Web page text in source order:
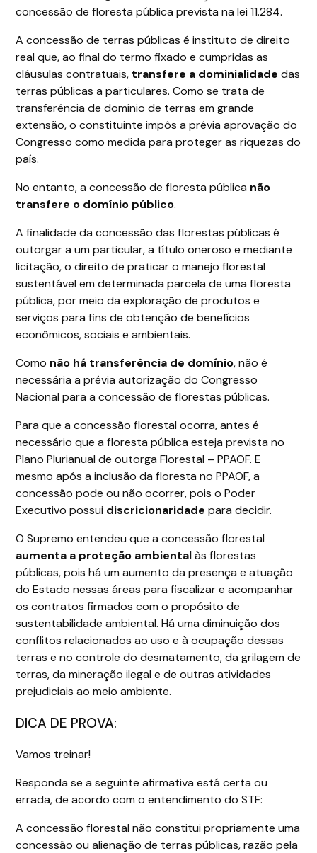
concessão de floresta pública prevista na lei 11.284.
A concessão de terras públicas é instituto de direito
real que, ao final do termo fixado e cumpridas as
cláusulas contratuais, transfere a dominialidade das
terras públicas a particulares. Como se trata de
transferência de domínio de terras em grande
extensão, o constituinte impôs a prévia aprovação do
Congresso como medida para proteger as riquezas do
país.
No entanto, a concessão de floresta pública não
transfere o domínio público.
A finalidade da concessão das florestas públicas é
outorgar a um particular, a título oneroso e mediante
licitação, o direito de praticar o manejo florestal
sustentável em determinada parcela de uma floresta
pública, por meio da exploração de produtos e
serviços para fins de obtenção de benefícios
econômicos, sociais e ambientais.
Como não há transferência de domínio, não é
necessária a prévia autorização do Congresso
Nacional para a concessão de florestas públicas.
Para que a concessão florestal ocorra, antes é
necessário que a floresta pública esteja prevista no
Plano Plurianual de outorga Florestal – PPAOF. E
mesmo após a inclusão da floresta no PPAOF, a
concessão pode ou não ocorrer, pois o Poder
Executivo possui discricionaridadepara decidir.
O Supremo entendeu que a concessão florestal
aumenta a proteção ambientalàs florestas
públicas, pois há um aumento da presença e atuação
do Estado nessas áreas para fiscalizar e acompanhar
os contratos firmados com o propósito de
sustentabilidade ambiental. Há uma diminuição dos
conflitos relacionados ao uso e à ocupação dessas
terras e no controle do desmatamento, da grilagem de
terras, da mineração ilegal e de outras atividades
prejudiciais ao meio ambiente.
DICA DE PROVA:
Vamos treinar!
Responda se a seguinte afirmativa está certa ou
errada, de acordo com o entendimento do STF:
A concessão florestal não constitui propriamente uma
concessão ou alienação de terras públicas, razão pela